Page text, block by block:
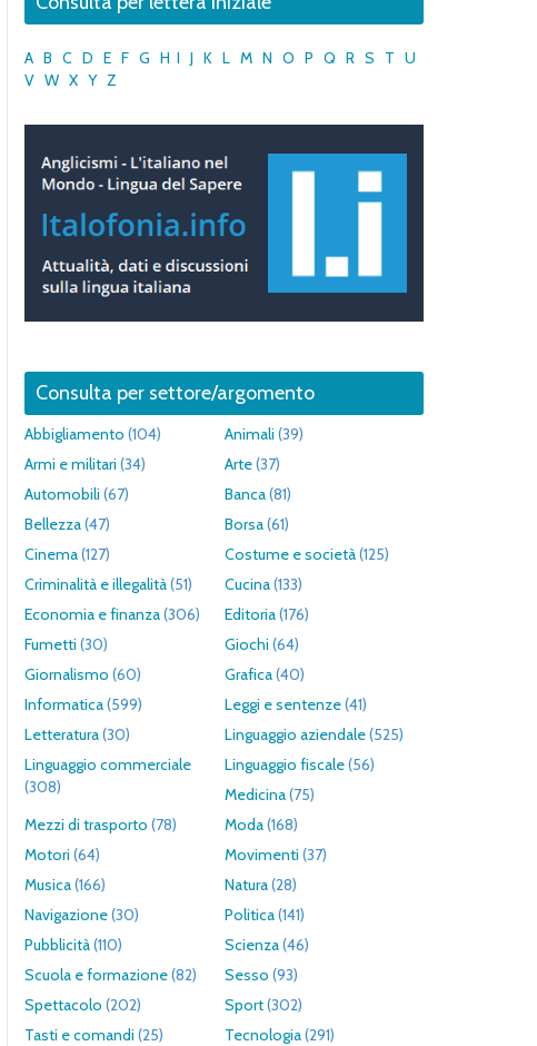
A B C D E F G H I J K L M N O P Q R S T U
V W X Y Z
Consulta per settore/argomento
Abbigliamento (104) Animali (39)
Armi e militari (34) Arte(37)
Automobili (67) Banca(81)
Bellezza(47) Borsa(61)
Cinema(127) Costume e società(125)
Criminalità e illegalità(51) Cucina(133)
Economia e finanza(306) Editoria(176)
Fumetti (30) Giochi (64)
Giornalismo (60) Grafica(40)
Informatica(599) Leggi e sentenze(41)
Letteratura(30) Linguaggio aziendale(525)
Linguaggio commerciale
(308)
Linguaggio fiscale(56)
Medicina(75)
Mezzi di trasporto (78) Moda(168)
Motori (64) Movimenti (37)
Musica(166) Natura(28)
Navigazione(30) Politica(141)
Pubblicità(110) Scienza(46)
Scuola e formazione(82) Sesso (93)
Spettacolo (202) Sport(302)
Tasti e comandi (25) Tecnologia(291)